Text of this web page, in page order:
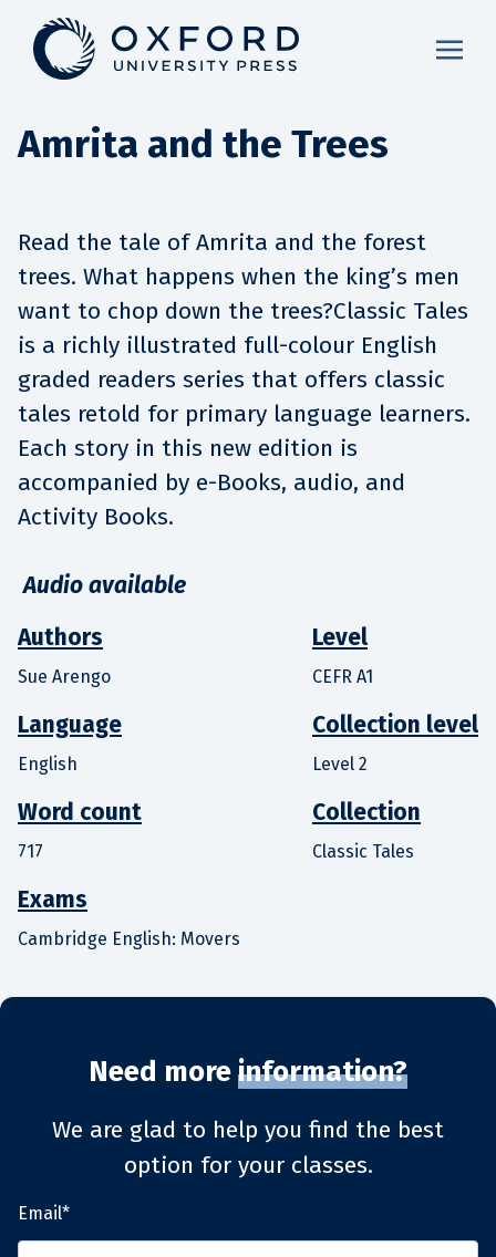
Amrita and the Trees
Read the tale of Amrita and the forest
trees. What happens when the king’s men
want to chop down the trees?Classic Tales
is a richly illustrated full-colour English
graded readers series that offers classic
tales retold for primary language learners.
Each story in this new edition is
accompanied by e-Books, audio, and
Activity Books.
Audio available
Authors
Sue Arengo
Language
English
Word count
717
Level
CEFR A1
Collection level
Level 2
Collection
Classic Tales
Exams
Cambridge English: Movers
Need moreinformation?
We are glad to help you find the best
option for your classes.
Email*